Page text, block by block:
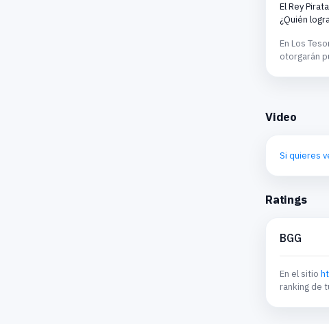
El Rey
¿Quién
En Los
otorgarán
Video
Si quieres
Ratings
BGG
En el sitio
ranking de